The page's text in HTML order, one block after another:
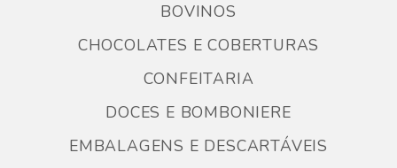
BOVINOS
CHOCOLATES E COBERTURAS
CONFEITARIA
DOCES E BOMBONIERE
EMBALAGENS E DESCARTÁVEIS